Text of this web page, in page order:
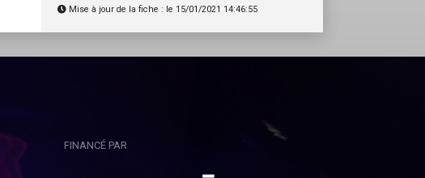
Mise à jour de la fiche : le 15/01/2021 14:46:55
FINANCÉ PAR